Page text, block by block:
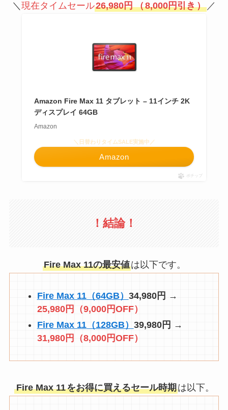
＼ 現在タイムセール26,980円 （8,000円引き） ／
Amazon Fire Max 11 タブレット – 11インチ 2K
ディスプレイ 64GB
Amazon
＼日替わりタイムSALE実施中／
Amazon
ポチップ
！結論！
Fire Max 11の最安値は以下です。
Fire Max 11（64GB） 34,980円 →
25,980円（9,000円OFF）
Fire Max 11（128GB） 39,980円 →
31,980円（8,000円OFF）
Fire Max 11をお得に買えるセール時期は以下。